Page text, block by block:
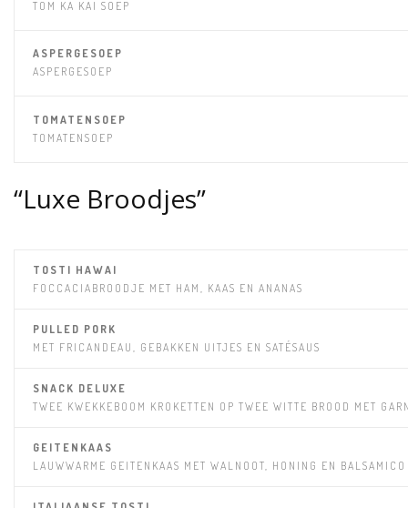
TOM KA KAI SOEP
ASPERGESOEP
ASPERGESOEP
TOMATENSOEP
TOMATENSOEP
“Luxe Broodjes”
TOSTI HAWAI
FOCCACIABROODJE MET HAM, KAAS EN ANANAS
PULLED PORK
MET FRICANDEAU, GEBAKKEN UITJES EN SATÉSAUS
SNACK DELUXE
TWEE KWEKKEBOOM KROKETTEN OP TWEE WITTE BROOD MET
GEITENKAAS
LAUWWARME GEITENKAAS MET WALNOOT, HONING EN